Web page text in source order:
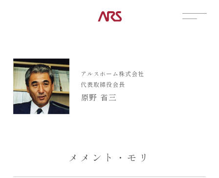
展示場
見学会
資料請求
POSTS
アルスホーム株式会社
代表取締役会長
原野 省三
メメント・モリ